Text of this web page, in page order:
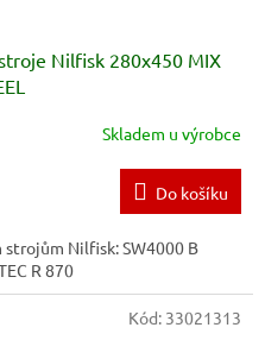
Nilfisk 280x450 MIX
Skladem u výrobce
Do košíku
Nilfisk: SW4000 B
R 870
Kód: 33021313